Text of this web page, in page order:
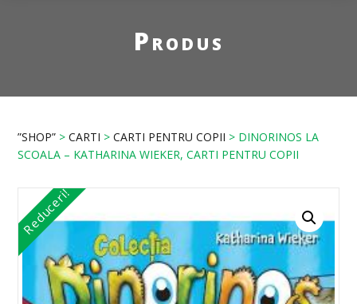
Produs
”SHOP” >CARTI >CARTI PENTRU COPII > DINORINOS LA
SCOALA – KATHARINA WIEKER, CARTI PENTRU COPII
Reduceri!